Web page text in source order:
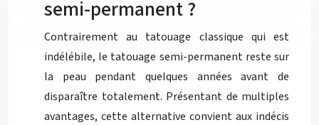
semi-permanent ?
Contrairement au tatouage classique qui est
indélébile, le tatouage semi-permanent reste sur
la peau pendant quelques années avant de
disparaître totalement. Présentant de multiples
avantages, cette alternative convient aux indécis